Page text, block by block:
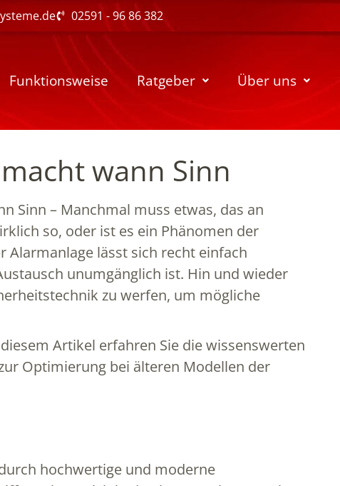
02591 - 96 86 382
Funktionsweise Ratgeber Über uns
wann Sinn
Sinn – Manchmal muss etwas, das an
so, oder ist es ein Phänomen der
Alarmanlage lässt sich recht einfach
unumgänglich ist. Hin und wieder
zu werfen, um mögliche
Artikel erfahren Sie die wissenswerten
Optimierung bei älteren Modellen der
hochwertige und moderne